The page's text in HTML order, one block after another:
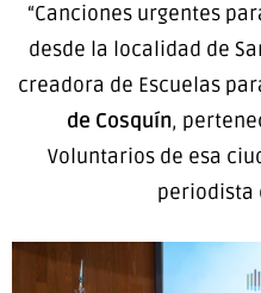
“Canciones urgentes
desde la localidad de
creadora de Escuelas
de Cosquín,
Voluntarios de esa
periodista